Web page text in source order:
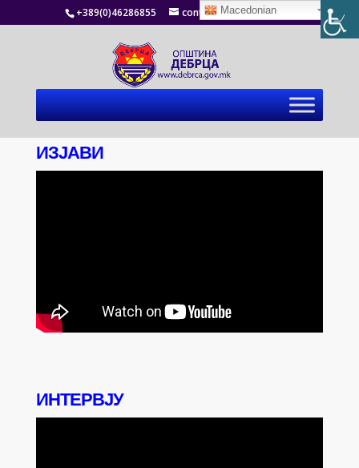
+389(0)46286855 contact@debrca.gov.mk
ИЗЈАВИ
ИНТЕРВЈУ
Macedonian